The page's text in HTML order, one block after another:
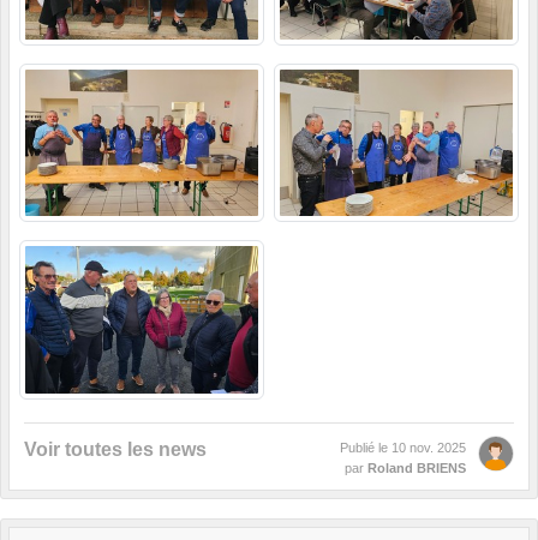
Voir toutes les news Publié le 10 nov. 2025
par Roland BRIENS